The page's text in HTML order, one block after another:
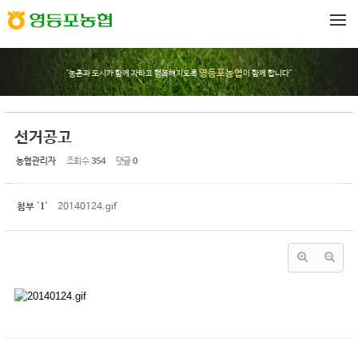
"농촌과 도시가 함께 자라고 행복해지도록영등포농협이 함께 합니다"
선거공고
농협관리자 조회 수354 댓글0
첨부 '1' 20140124.gif